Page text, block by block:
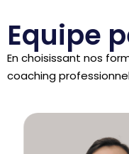
Equipe
En choisissant nos
coaching